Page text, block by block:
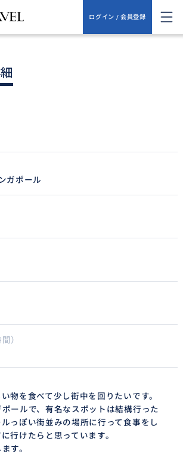
ログイン / 会員登録
ガポール
）
物を食べて少し街中を回りたいです。
ールで、有名なスポットは結構行った
っぽい街並みの場所に行って食事をし
行けたらと思っています。
す。